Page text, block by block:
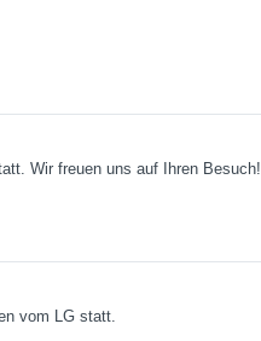
Wir freuen uns auf Ihren Besuch!
vom LG statt.